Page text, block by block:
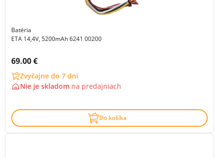
Batéria
ETA 14,4V, 5200mAh 6241 00200
Cena s DPH:
69.00 €
Zvyčajne do 7 dní
Nie je skladom na predajniach
Do košíka